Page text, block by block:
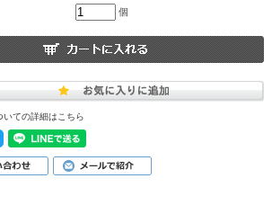
個
いての詳細はこちら